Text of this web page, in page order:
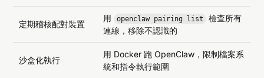
定期稽核配對裝置
用 openclaw pairing list
檢查所有
連線，移除不認識的
沙盒化執行
用 Docker 跑 OpenClaw，限制檔案系
統和指令執行範圍